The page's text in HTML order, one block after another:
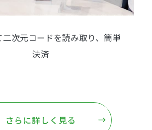
次元コードを読み取り、 簡単
決済
さらに詳しく見る